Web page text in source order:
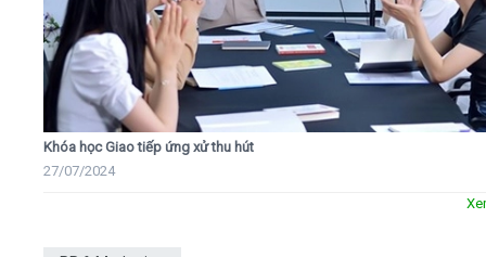
Khóa học Giao tiếp ứng xử thu hút
27/07/2024